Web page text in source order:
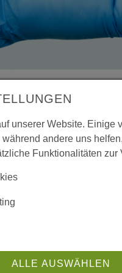
Euro-Exit
unserer Website. Einige
andere uns
Funktionalitäten zur
ALLE AUSWÄHLEN